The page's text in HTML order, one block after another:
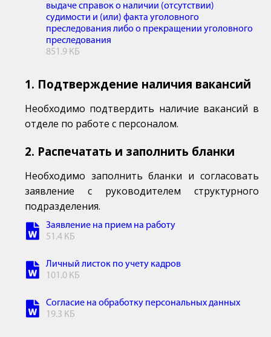
выдаче справок о наличии (отсутствии)
судимости и (или) факта уголовного
преследования либо о прекращении уголовного
преследования
851.9 КБ
1. Подтверждение наличия вакансий
Необходимо подтвердить наличие вакансий в
отделе по работе с персоналом.
2. Распечатать и заполнить бланки
Необходимо заполнить бланки и согласовать
заявление с руководителем структурного
подразделения.
Заявление на прием на работу
51.4 КБ
Личный листок по учету кадров
101.0 КБ
Согласие на обработку персональных данных
19.3 КБ